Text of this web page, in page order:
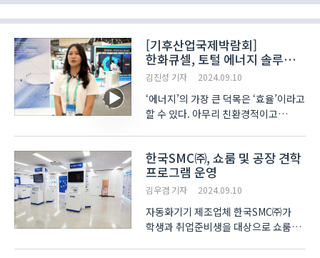
국가유산청과 경상북도, 경주시가
주최하고 국립문화유산연구원과
하이코가 공동으로 주관하는 2024
세계국가유산산업전은..
[기후산업국제박람회]
한화큐셀, 토털 에너지 솔루션
공급자로 자리매김
김진성 기자 2024.09.10
‘에너지’의 가장 큰 덕목은 ‘효율’이라고
할 수 있다. 아무리 친환경적이고
4일부터 6일까지 산업부와 부산광역시,
대한상의 등 정부 및 민간단체 13곳이
공동 주..
한국SMC㈜, 쇼룸 및 공장 견학
프로그램 운영
김우겸 기자 2024.09.10
자동화기기 제조업체 한국SMC㈜가
학생과 취업준비생을 대상으로 쇼룸과